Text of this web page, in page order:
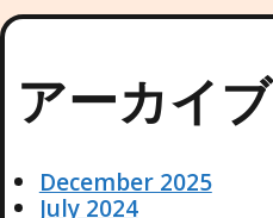
アーカイブ
December 2025
July 2024